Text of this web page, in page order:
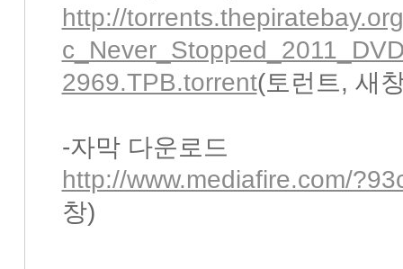
http://
2969.TPB.torrent(토런트, 새
-자막 다운로드
http://www.mediafire.com/
창)